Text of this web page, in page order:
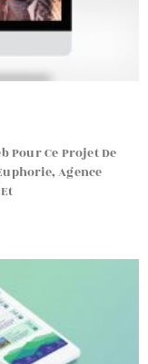
Pour Ce Projet De
Agence